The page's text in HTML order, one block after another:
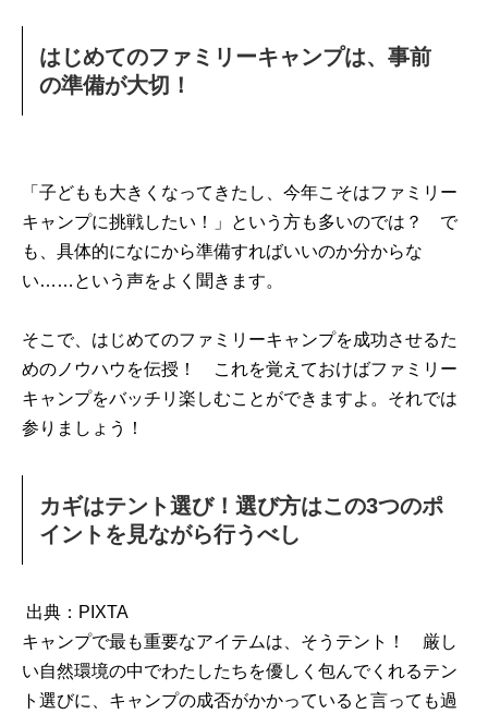
はじめてのファミリーキャンプは、事前
の準備が大切！
「子どもも大きくなってきたし、今年こそはファミリー
キャンプに挑戦したい！」という方も多いのでは？ で
も、具体的になにから準備すればいいのか分からな
い……という声をよく聞きます。
そこで、はじめてのファミリーキャンプを成功させるた
めのノウハウを伝授！ これを覚えておけばファミリー
キャンプをバッチリ楽しむことができますよ。それでは
参りましょう！
カギはテント選び！選び方はこの3つのポ
イントを見ながら行うべし
出典：PIXTA
キャンプで最も重要なアイテムは、そうテント！ 厳し
い自然環境の中でわたしたちを優しく包んでくれるテン
ト選びに、キャンプの成否がかかっていると言っても過